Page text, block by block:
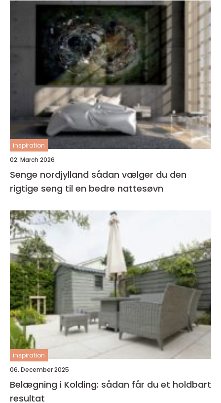
inspiration
02. March 2026
Senge nordjylland sådan vælger du den
rigtige seng til en bedre nattesøvn
inspiration
06. December 2025
Belægning i Kolding: sådan får du et holdbart
resultat